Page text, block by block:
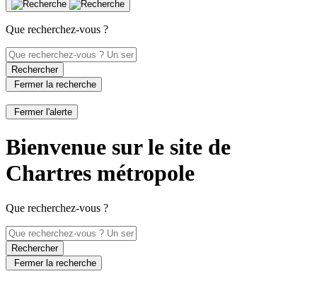
Que recherchez-vous ?
Rechercher
Fermer la recherche
Fermer l'alerte
Bienvenue sur le site de
Chartres métropole
Que recherchez-vous ?
Rechercher
Fermer la recherche